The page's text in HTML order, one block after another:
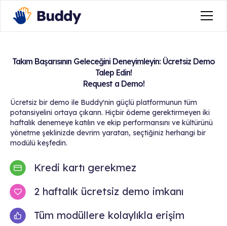
Takım Başarısının Geleceğini Deneyimleyin: Ücretsiz Demo
Talep Edin!
Request a Demo!
Ücretsiz bir demo ile Buddy'nin güçlü platformunun tüm
potansiyelini ortaya çıkarın. Hiçbir ödeme gerektirmeyen iki
haftalık denemeye katılın ve ekip performansını ve kültürünü
yönetme şeklinizde devrim yaratan, seçtiğiniz herhangi bir
modülü keşfedin.
Kredi kartı gerekmez
2 haftalık ücretsiz demo imkanı
Tüm modüllere kolaylıkla erişim